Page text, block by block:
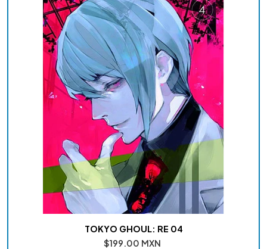
TOKYO GHOUL: RE 04
$199.00 MXN